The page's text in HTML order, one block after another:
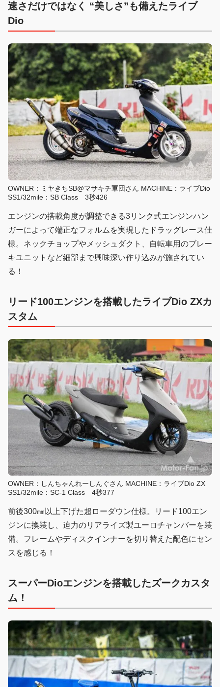
速さだけではなく “美しさ”も備えたライブ
Dio
OWNER：ミヤきちSB@マサキチ軍団さん MACHINE：ライブDio
SS1/32mile：SB Class 3秒426
エンジンの搭載角度が調整できる3リンク式エンジンハン
ガーによって端正なフォルムを実現したドラッグレース仕
様。ネックチョップやメッシュダクト、自転車用のブレー
キユニットなど細部まで興味深い作り込みが施されてい
る！
リード100エンジンを搭載したライブDio ZXカ
スタム
OWNER：しんちゃんれーしんぐさん MACHINE：ライブDio ZX
SS1/32mile：SC-1 Class 4秒377
前後300㎜以上下げた超ローダウン仕様。リード100エン
ジンに換装し、迫力のリアライズ製ユーロチャンバーを装
備。フレームやディスクインナーを切り替えた配色にセン
スを感じる！
スーパーDioエンジンを搭載したズークカスタ
ム！